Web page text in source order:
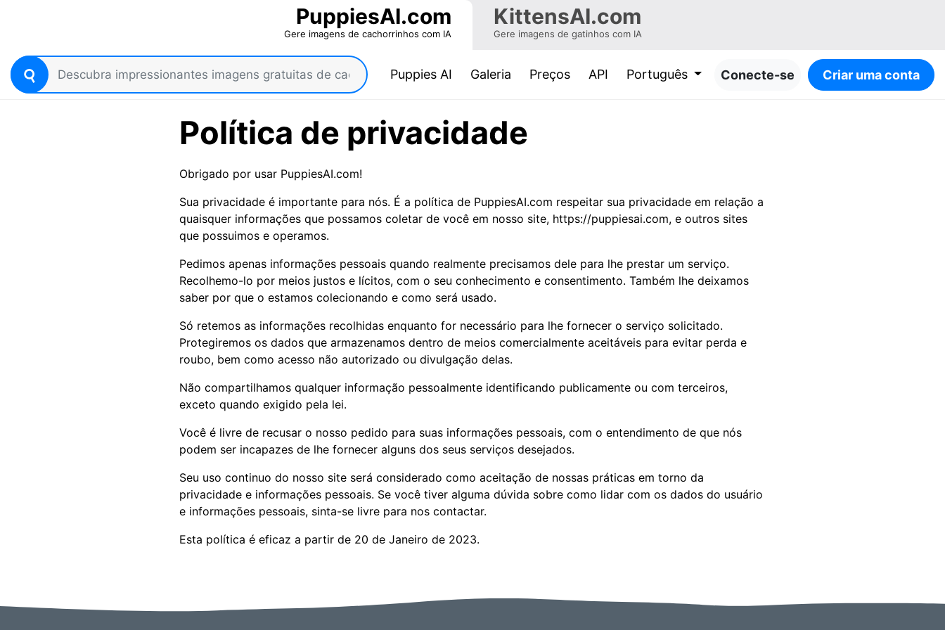
PuppiesAI.com
Gere imagens de cachorrinhos com IA
KittensAI.com
Gere imagens de gatinhos com IA
Puppies AI(current)
Galeria Preços API Português Conecte-se Criar uma conta
Política de privacidade
Obrigado por usar PuppiesAI.com!
Sua privacidade é importante para nós. É a política de PuppiesAI.com respeitar sua privacidade em relação a
quaisquer informações que possamos coletar de você em nosso site, https://puppiesai.com, e outros sites
que possuimos e operamos.
Pedimos apenas informações pessoais quando realmente precisamos dele para lhe prestar um serviço.
Recolhemo-lo por meios justos e lícitos, com o seu conhecimento e consentimento. Também lhe deixamos
saber por que o estamos colecionando e como será usado.
Só retemos as informações recolhidas enquanto for necessário para lhe fornecer o serviço solicitado.
Protegiremos os dados que armazenamos dentro de meios comercialmente aceitáveis para evitar perda e
roubo, bem como acesso não autorizado ou divulgação delas.
Não compartilhamos qualquer informação pessoalmente identificando publicamente ou com terceiros,
exceto quando exigido pela lei.
Você é livre de recusar o nosso pedido para suas informações pessoais, com o entendimento de que nós
podem ser incapazes de lhe fornecer alguns dos seus serviços desejados.
Seu uso continuo do nosso site será considerado como aceitação de nossas práticas em torno da
privacidade e informações pessoais. Se você tiver alguma dúvida sobre como lidar com os dados do usuário
e informações pessoais, sinta-se livre para nos contactar.
Esta política é eficaz a partir de 20 de Janeiro de 2023.